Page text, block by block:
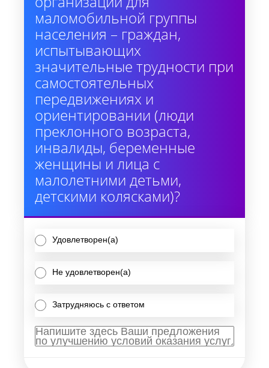
маломобильной группы
населения – граждан,
испытывающих
значительные трудности при
самостоятельных
передвижениях и
ориентировании (люди
преклонного возраста,
инвалиды, беременные
женщины и лица с
малолетними детьми,
детскими колясками)?
Удовлетворен(а)
Не удовлетворен(а)
Затрудняюсь с ответом